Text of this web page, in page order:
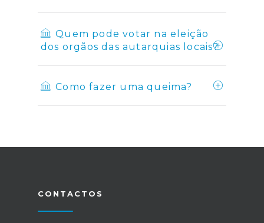
Quem pode votar na eleição
dos orgãos das autarquias locais?
Como fazer uma queima?
CONTACTOS